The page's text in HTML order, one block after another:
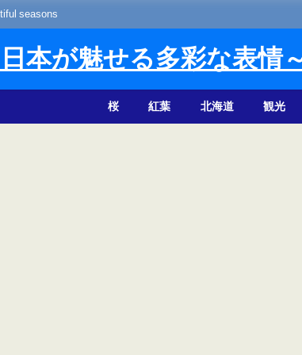
seasons
本が魅せる多彩な表情
桜 紅葉 北海道 観光